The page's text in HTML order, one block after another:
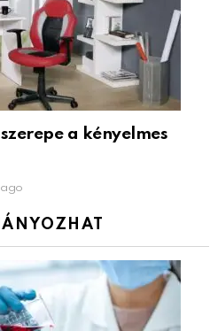
a kényelmes
ago